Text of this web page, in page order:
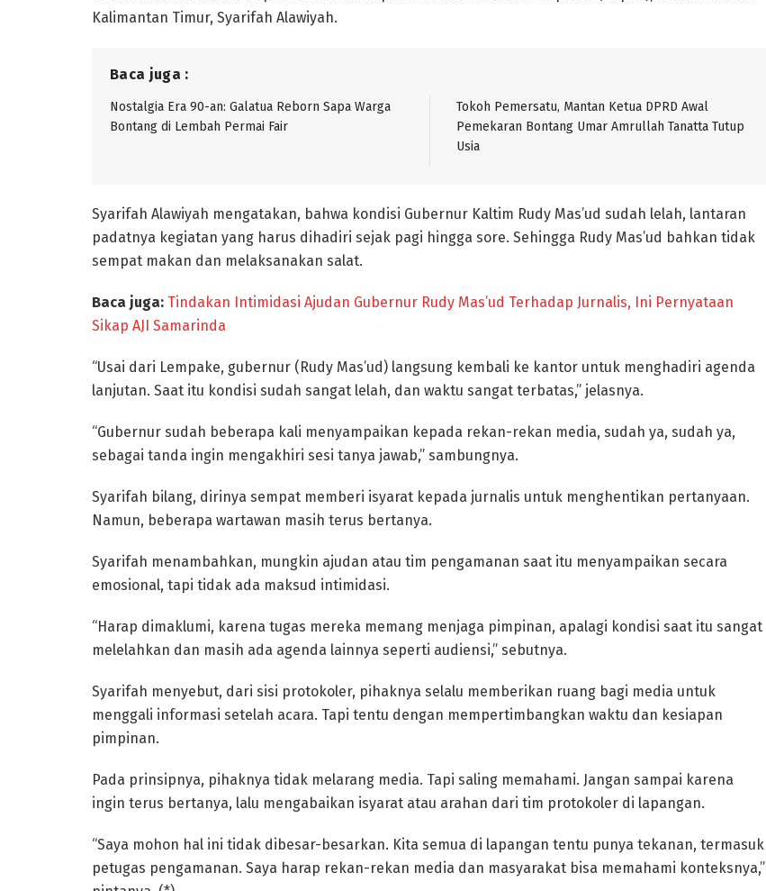
Kalimantan Timur, Syarifah Alawiyah.
Baca juga :
Nostalgia Era 90-an: Galatua Reborn Sapa Warga
Bontang di Lembah Permai Fair
Tokoh Pemersatu, Mantan Ketua DPRD Awal
Pemekaran Bontang Umar Amrullah Tanatta Tutup
Usia
Syarifah Alawiyah mengatakan, bahwa kondisi Gubernur Kaltim Rudy Mas’ud sudah lelah, lantaran
padatnya kegiatan yang harus dihadiri sejak pagi hingga sore. Sehingga Rudy Mas’ud bahkan tidak
sempat makan dan melaksanakan salat.
Baca juga: Tindakan Intimidasi Ajudan Gubernur Rudy Mas’ud Terhadap Jurnalis, Ini Pernyataan
Sikap AJI Samarinda
“Usai dari Lempake, gubernur (Rudy Mas’ud) langsung kembali ke kantor untuk menghadiri agenda
lanjutan. Saat itu kondisi sudah sangat lelah, dan waktu sangat terbatas,” jelasnya.
“Gubernur sudah beberapa kali menyampaikan kepada rekan-rekan media, sudah ya, sudah ya,
sebagai tanda ingin mengakhiri sesi tanya jawab,” sambungnya.
Syarifah bilang, dirinya sempat memberi isyarat kepada jurnalis untuk menghentikan pertanyaan.
Namun, beberapa wartawan masih terus bertanya.
Syarifah menambahkan, mungkin ajudan atau tim pengamanan saat itu menyampaikan secara
emosional, tapi tidak ada maksud intimidasi.
“Harap dimaklumi, karena tugas mereka memang menjaga pimpinan, apalagi kondisi saat itu sangat
melelahkan dan masih ada agenda lainnya seperti audiensi,” sebutnya.
Syarifah menyebut, dari sisi protokoler, pihaknya selalu memberikan ruang bagi media untuk
menggali informasi setelah acara. Tapi tentu dengan mempertimbangkan waktu dan kesiapan
pimpinan.
Pada prinsipnya, pihaknya tidak melarang media. Tapi saling memahami. Jangan sampai karena
ingin terus bertanya, lalu mengabaikan isyarat atau arahan dari tim protokoler di lapangan.
“Saya mohon hal ini tidak dibesar-besarkan. Kita semua di lapangan tentu punya tekanan, termasuk
petugas pengamanan. Saya harap rekan-rekan media dan masyarakat bisa memahami konteksnya,”